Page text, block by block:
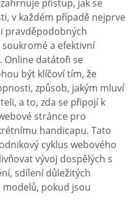
přístup, jak se
v každém případě nejprve
pravděpodobných
a efektivní
datátoři se
být klíčoví tím, že
způsob, jakým mluví
a to, zda se připojí k
stránce pro
handicapu. Tato
cyklus webového
vývoj dospělých s
sdílení důležitých
pokud jsou